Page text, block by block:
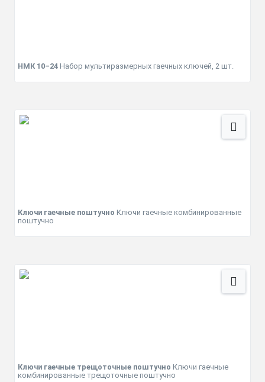
НМК 10–24Набор мультиразмерных гаечных ключей, 2 шт.
Ключи гаечные поштучно Ключи гаечные комбинированные
поштучно
Ключи гаечные трещоточные поштучно Ключи гаечные
комбинированные трещоточные поштучно